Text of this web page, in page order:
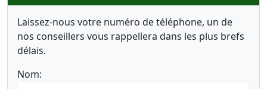
Laissez-nous votre numéro de téléphone, un de
nos conseillers vous rappellera dans les plus brefs
délais.
Nom: